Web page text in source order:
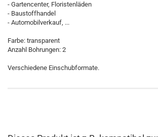
- Gartencenter, Floristenläden
- Baustoffhandel
- Automobilverkauf, ...
Farbe: transparent
Anzahl Bohrungen: 2
Verschiedene Einschubformate.